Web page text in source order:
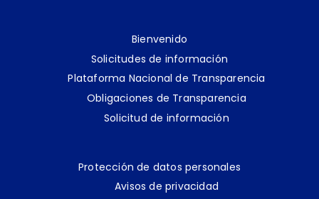
Bienvenido
Solicitudes de información
Plataforma Nacional de Transparencia
Obligaciones de Transparencia
Solicitud de información
Protección de datos personales
Avisos de privacidad